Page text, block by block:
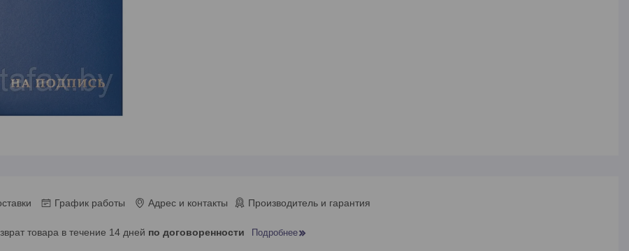
График работы Адрес и контакты Производитель и гарантия
товара в течение 14 дней по договоренности Подробнее